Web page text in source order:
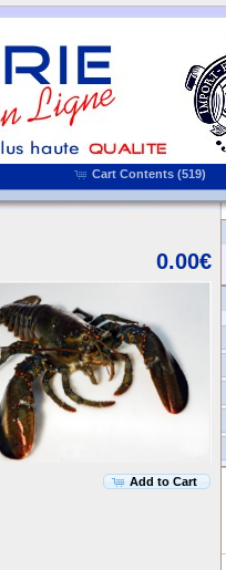
Cart Contents (519)
0.00€
Add to Cart